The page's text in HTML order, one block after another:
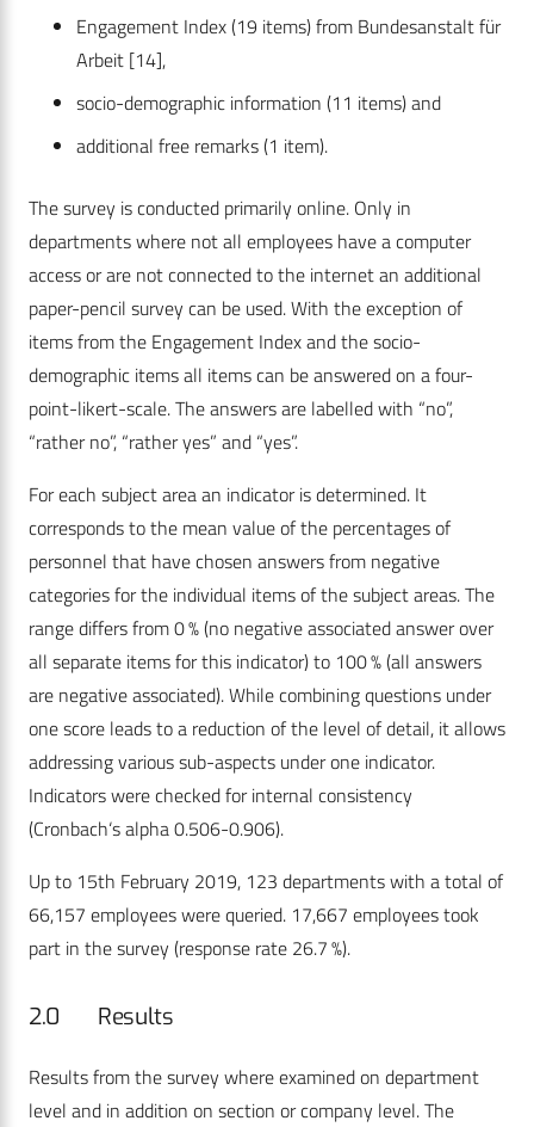
Engagement Index (19 items) from Bundesanstalt für
Arbeit [14],
socio-demographic information (11 items) and
additional free remarks (1 item).
The survey is conducted primarily online. Only in
departments where not all employees have a computer
access or are not connected to the internet an additional
paper-pencil survey can be used. With the exception of
items from the Engagement Index and the socio-
demographic items all items can be answered on a four-
point-likert-scale. The answers are labelled with “no”,
“rather no”, “rather yes” and “yes”.
For each subject area an indicator is determined. It
corresponds to the mean value of the percentages of
personnel that have chosen answers from negative
categories for the individual items of the subject areas. The
range differs from 0 % (no negative associated answer over
all separate items for this indicator) to 100 % (all answers
are negative associated). While combining questions under
one score leads to a reduction of the level of detail, it allows
addressing various sub-aspects under one indicator.
Indicators were checked for internal consistency
(Cronbach‘s alpha 0.506-0.906).
Up to 15th February 2019, 123 departments with a total of
66,157 employees were queried. 17,667 employees took
part in the survey (response rate 26.7 %).
2.0 Results
Results from the survey where examined on department
level and in addition on section or company level. The